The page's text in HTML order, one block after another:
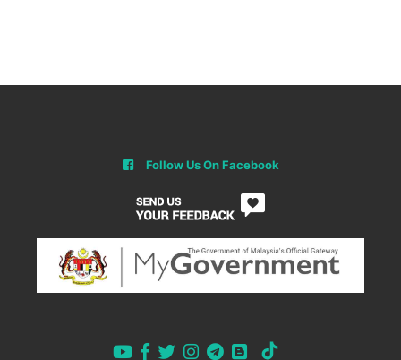
Follow Us On Facebook